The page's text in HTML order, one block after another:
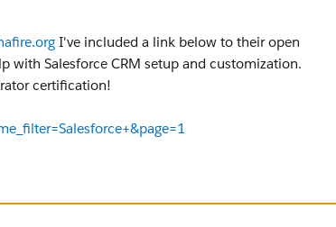
I've included a link below to their open
Salesforce CRM setup and customization.
certification!